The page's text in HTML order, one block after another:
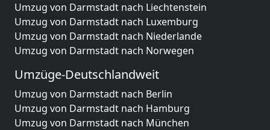
Umzug von Darmstadt nach Liechtenstein
Umzug von Darmstadt nach Luxemburg
Umzug von Darmstadt nach Niederlande
Umzug von Darmstadt nach Norwegen
Umzüge-Deutschlandweit
Umzug von Darmstadt nach Berlin
Umzug von Darmstadt nach Hamburg
Umzug von Darmstadt nach München